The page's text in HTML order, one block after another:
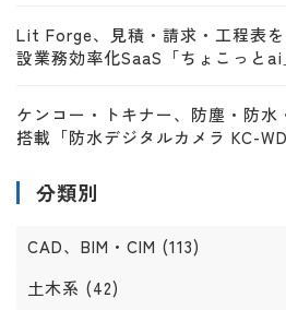
Lit Forge、見積・請求・工程表
設業務効率化SaaS「ちょこっとai
ケンコー・トキナー、防塵・防水
搭載「防水デジタルカメラ KC-
分類別
CAD、BIM・CIM (113)
土木系 (42)